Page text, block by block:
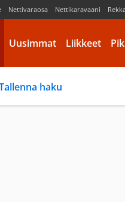
Nettivaraosa Nettikaravaani
Uusimmat Liikkeet
haku